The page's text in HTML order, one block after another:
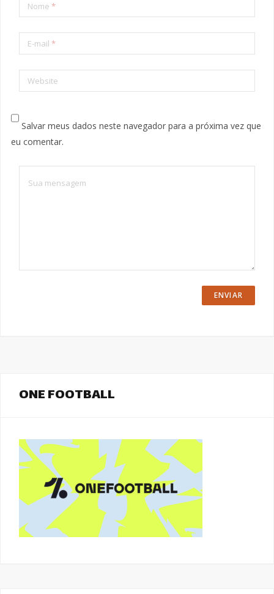
Nome *
E-mail *
Website
Salvar meus dados neste navegador para a próxima vez que
eu comentar.
ONE FOOTBALL